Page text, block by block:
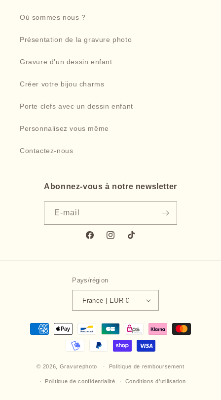
Où sommes nous ?
Présentation de la gravure photo
Gravure d'un dessin enfant
Créer votre bijou charms
Porte clefs avec un dessin enfant
Personnalisez vous même
Contactez-nous
Abonnez-vous à notre newsletter
E-mail
FacebookInstagramTikTok
Pays/région
France | EUR €
Moyens
© 2026, Gravurephoto Politique de remboursement
Politique de confidentialité Conditions d’utilisation